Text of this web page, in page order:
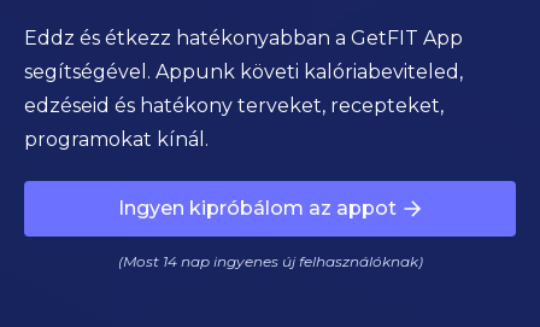
Eddz és étkezz hatékonyabban a GetFIT App
segítségével. Appunk követi kalóriabeviteled,
edzéseid és hatékony terveket, recepteket,
programokat kínál.
Ingyen kipróbálom az appot
(Most 14 nap ingyenes új felhasználóknak)